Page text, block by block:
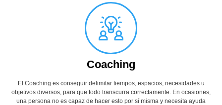
Coaching
El Coaching es conseguir delimitar tiempos, espacios, necesidades u
objetivos diversos, para que todo transcurra correctamente. En ocasiones,
una persona no es capaz de hacer esto por sí misma y necesita ayuda